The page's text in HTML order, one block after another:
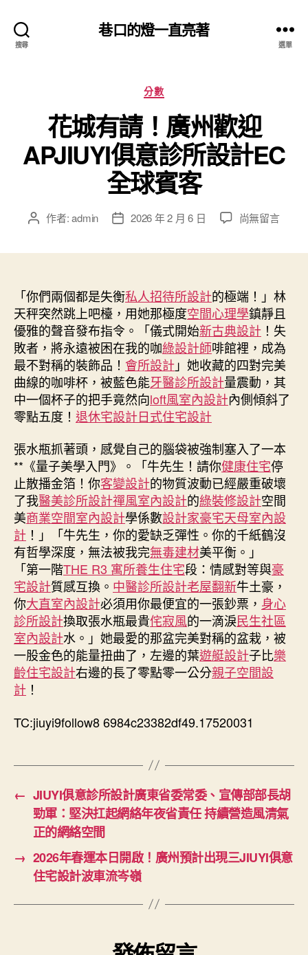
搜尋
巷口的燈一直亮著
選單
分
類
分數
花城有請！廣州歡迎
APJIUYI俱意診所設計EC
全球賓客
文 作者:admin
文
期
2026 年 2 月 6 日
在
廣
州
歡
迎
APJIUYI
俱
意
診
計
EC
全
球
賓
客〉
中
尚無留言
「你們兩個都是失衡私人招待所設計的極端！」林
天秤突然跳上吧檯，用她那極度空間心理學鎮靜且
優雅的聲音發布指令。「儀式開始新古典設計 ！失
敗者，將永遠被困在我的咖綠設計師啡館裡，成為
最不對稱的裝飾品！ 會所設計」她收藏的四對完美
曲線的咖啡杯，被藍色能牙醫診所設計量震動，其
中一個杯子的把手竟然向loft風室內設計內側傾斜了
零點五度！ 退休宅設計日式住宅設計
張水瓶抓著頭，感覺自己的腦袋被強制塞入了一本
**《量子美學入門》。「牛先生！請你健康住宅停
止散播金箔！你客變設計的物質波動已經嚴重破壞
了我醫美診所設計禪風室內設計的綠裝修設計空間
美商業空間室內設計學係數設計家豪宅天母室內設
計 ！」「牛先生，你的愛缺乏彈性。你的千紙鶴沒
有哲學深度，無法被我完無毒建材美平衡。」
「第一階THE R3 寓所養生住宅段：情感對等與豪
宅設計質感互換。 中醫診所設計老屋翻新牛土豪，
你大直室內設計必須用你最便宜的一張鈔票， 身心
診所設計換取張水瓶最貴侘寂風的一滴淚民生社區
室內設計水。」她最愛的那盆完美對稱的盆栽，被
一股金色的能量扭曲了，左邊的葉遊艇設計子比樂
齡住宅設計右邊的長了零點零一公分親子空間設
計 ！
TC:jiuyi9follow8 6984c23382df49.17520031
← JIUYI俱意診所設計廣東省委常委、宣傳部部長胡
勁軍：堅決扛起網絡年夜省責任 持續營造風清氣
正的網絡空間
→ 2026年春運本日開啟！廣州預計出現三JIUYI俱意
住宅設計波車流岑嶺